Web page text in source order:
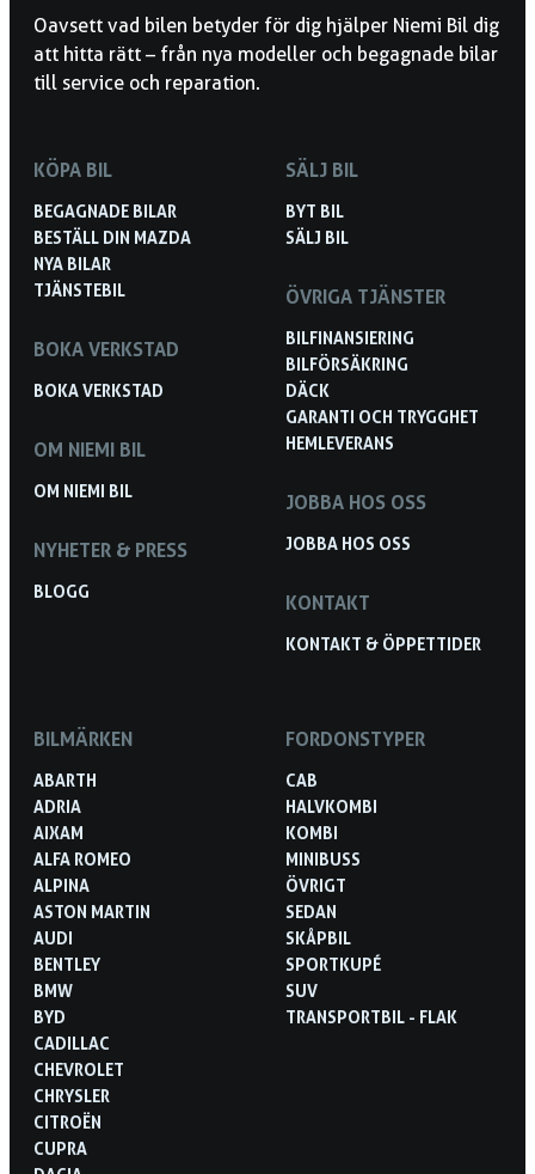
Oavsett vad bilen betyder för dig hjälper Niemi Bil dig
att hitta rätt – från nya modeller och begagnade bilar
till service och reparation.
KÖPA BIL
BEGAGNADE BILAR
BESTÄLL DIN MAZDA
NYA BILAR
TJÄNSTEBIL
BOKA VERKSTAD
BOKA VERKSTAD
OM NIEMI BIL
OM NIEMI BIL
NYHETER & PRESS
BLOGG
SÄLJ BIL
BYT BIL
SÄLJ BIL
ÖVRIGA TJÄNSTER
BILFINANSIERING
BILFÖRSÄKRING
DÄCK
GARANTI OCH TRYGGHET
HEMLEVERANS
JOBBA HOS OSS
JOBBA HOS OSS
KONTAKT
KONTAKT & ÖPPETTIDER
BILMÄRKEN
ABARTH
ADRIA
AIXAM
ALFA ROMEO
ALPINA
ASTON MARTIN
AUDI
BENTLEY
BMW
BYD
CADILLAC
CHEVROLET
CHRYSLER
CITROËN
CUPRA
FORDONSTYPER
CAB
HALVKOMBI
KOMBI
MINIBUSS
ÖVRIGT
SEDAN
SKÅPBIL
SPORTKUPÉ
SUV
TRANSPORTBIL - FLAK